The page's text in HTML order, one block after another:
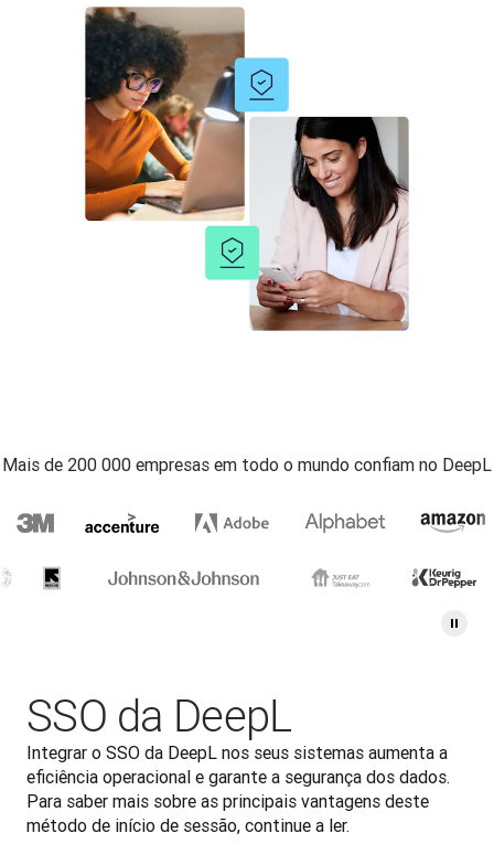
Mais de 200 000 empresas em todo o mundo confiam no DeepL
SSO da DeepL
Integrar o SSO da DeepL nos seus sistemas aumenta a
eficiência operacional e garante a segurança dos dados.
Para saber mais sobre as principais vantagens deste
método de início de sessão, continue a ler.